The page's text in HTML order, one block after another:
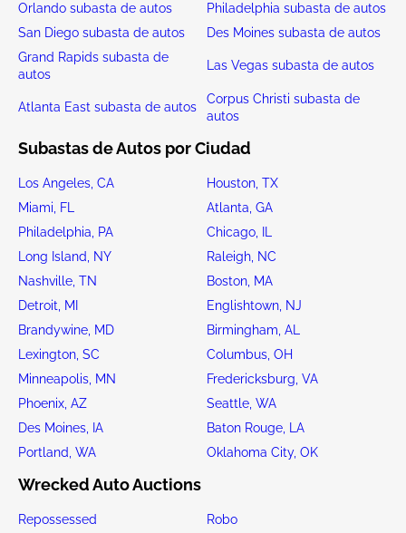
Orlando subasta de autos
Philadelphia subasta de autos
San Diego subasta de autos
Des Moines subasta de autos
Grand Rapids subasta de
autos
Las Vegas subasta de autos
Atlanta East subasta de autos
Corpus Christi subasta de
autos
Subastas de Autos por Ciudad
Los Angeles, CA
Houston, TX
Miami, FL
Atlanta, GA
Philadelphia, PA
Chicago, IL
Long Island, NY
Raleigh, NC
Nashville, TN
Boston, MA
Detroit, MI
Englishtown, NJ
Brandywine, MD
Birmingham, AL
Lexington, SC
Columbus, OH
Minneapolis, MN
Fredericksburg, VA
Phoenix, AZ
Seattle, WA
Des Moines, IA
Baton Rouge, LA
Portland, WA
Oklahoma City, OK
Wrecked Auto Auctions
Repossessed
Robo